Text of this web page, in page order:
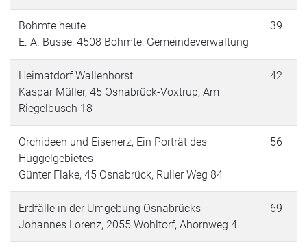
Bohmte heute
E. A. Busse, 4508 Bohmte, Gemeindeverwaltung
39
Heimatdorf Wallenhorst
Kaspar Müller, 45 Osnabrück-Voxtrup, Am
Riegelbusch 18
42
Orchideen und Eisenerz, Ein Porträt des
Hüggelgebietes
Günter Flake, 45 Osnabrück, Ruller Weg 84
56
Erdfälle in der Umgebung Osnabrücks
Johannes Lorenz, 2055 Wohltorf, Ahornweg 4
69